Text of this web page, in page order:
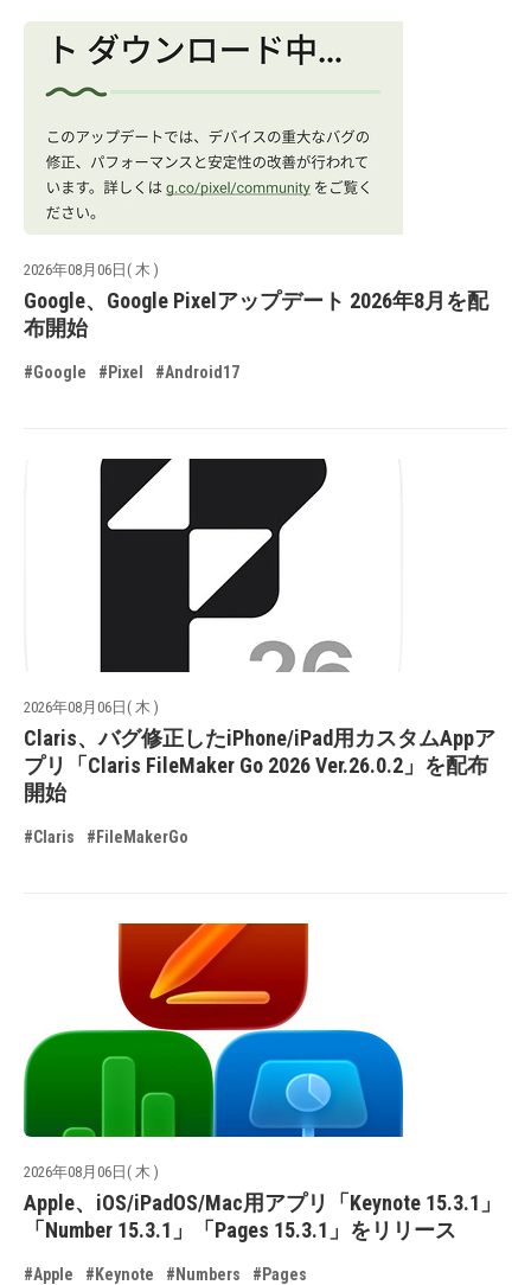
2026年08月06日( 木 )
Google、Google Pixelアップデート 2026年8月を配
布開始
#Google #Pixel #Android17
2026年08月06日( 木 )
Claris、バグ修正したiPhone/iPad用カスタムAppア
プリ「Claris FileMaker Go 2026 Ver.26.0.2」を配布
開始
#Claris #FileMakerGo
2026年08月06日( 木 )
Apple、iOS/iPadOS/Mac用アプリ「Keynote 15.3.1」
「Number 15.3.1」「Pages 15.3.1」をリリース
#Apple #Keynote #Numbers #Pages